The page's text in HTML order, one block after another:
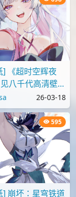
1,119
] 红眼睛的天童爱
，《蔚蓝档案》
享
26-02-20
698